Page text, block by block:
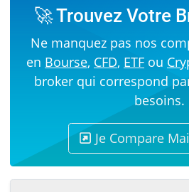
🚀 Trouvez Votre
Ne manquez pas nos
en Bourse, CFD, ETF ou
broker qui correspond
besoins.
Je Compare